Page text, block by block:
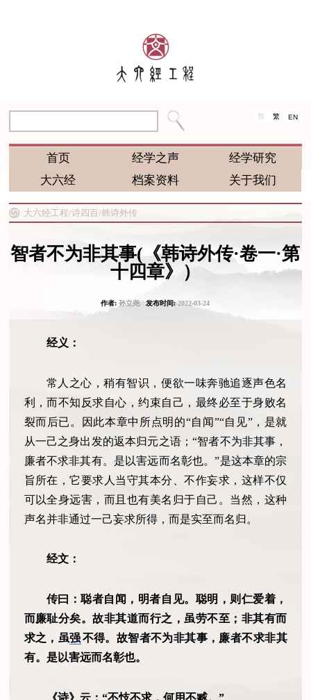
简 繁 EN
首页 经学之声
经学研究
大六经
档案资料 关于我们
大六经工程/诗四百/韩诗外传
智者不为非其事(《韩诗外传·卷一·第
十四章》）
作者:孙立尧发布时间:2022-03-24
经义：
常人之心，稍有智识，便欲一味奔驰追逐声色名
利，而不知反求自心，约束自己，最终必至于身败名
裂而后已。因此本章中所点明的“自闻”“自见”，是就
从一己之身出发的返本归元之语；“智者不为非其事，
廉者不求非其有。是以害远而名彰也。”是这本章的宗
旨所在，它要求人当守其本分、不作妄求，这样不仅
可以全身远害，而且也有美名归于自己。当然，这种
声名并非通过一己妄求所得，而是实至而名归。
经文：
传曰：聪者自闻，明者自见。聪明，则仁爱着，
而廉耻分矣。故非其道而行之，虽劳不至；非其有而
求之，虽强不得。故智者不为非其事，廉者不求非其
有。是以害远而名彰也。
《诗》云：“不忮不求，何用不臧。”